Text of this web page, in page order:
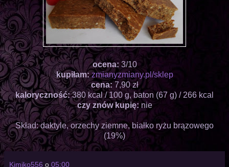
ocena: 3/10
kupiłam:zmianyzmiany.pl/sklep
cena: 7,90 zł
kaloryczność:380 kcal / 100 g, baton (67 g) / 266 kcal
czy znów kupię: nie
Skład: daktyle, orzechy ziemne, białko ryżu brązowego
(19%)
Kimiko556 o 05:00